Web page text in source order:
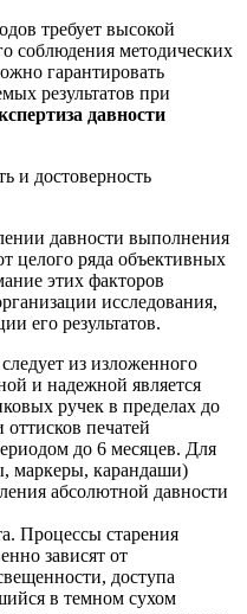
требует высокой
соблюдения методических
гарантировать
результатов при
давности
и достоверность
давности выполнения
целого ряда объективных
этих факторов
исследования,
его результатов.
из изложенного
и надежной является
ручек в пределах до
печатей
до 6 месяцев. Для
маркеры, карандаши)
абсолютной давности
Процессы старения
зависят от
доступа
в темном сухом